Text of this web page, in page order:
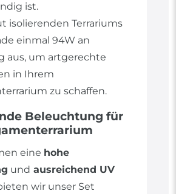
ist.
isolierenden Terrariums
einmal 94W an
aus, um artgerechte
in Ihrem
zu schaffen.
Beleuchtung für
eine hohe
und ausreichend UV
wir unser Set